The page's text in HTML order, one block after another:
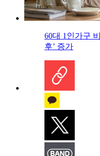
60대 1인가구
후’ 증가